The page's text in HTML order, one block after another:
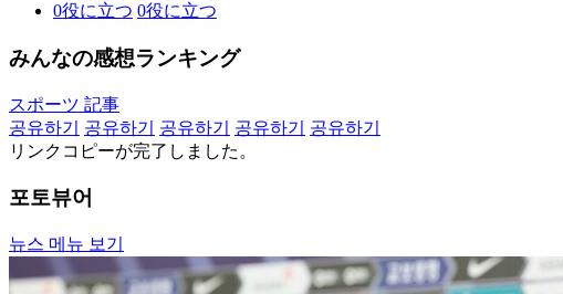
0役に立つ 0役に立つ
みんなの感想ランキング
スポーツ 記事
공유하기
공유하기 공유하기 공유하기
공유하기
リンクコピーが完了しました。
포토뷰어
뉴스 메뉴 보기